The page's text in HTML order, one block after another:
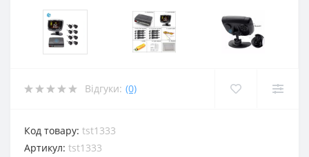
Відгуки: (0)
Код товару: tst1333
Артикул: tst1333